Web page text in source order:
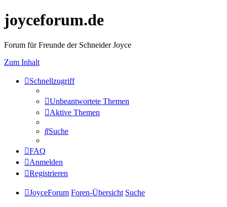
joyceforum.de
Forum für Freunde der Schneider Joyce
Zum Inhalt
Schnellzugriff
Unbeantwortete Themen
Aktive Themen
Suche
FAQ
Anmelden
Registrieren
JoyceForum Foren-Übersicht Suche